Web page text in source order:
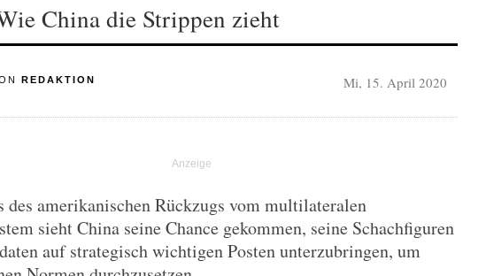
China die Strippen zieht
REDAKTION Mi, 15. April 2020
des amerikanischen Rückzugs vom multilateralen
sieht China seine Chance gekommen, seine Schachfiguren
auf strategisch wichtigen Posten unterzubringen, um